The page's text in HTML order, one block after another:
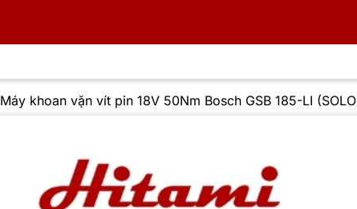
Máy khoan vặn vít pin 18V 50Nm Bosch GSB 185-LI